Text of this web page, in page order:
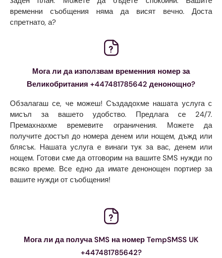
временни съобщения няма да висят вечно. Доста
спретнато, а?
Мога ли да използвам временния номер за
Великобритания +447481785642 денонощно?
Обзалагаш се, че можеш! Създадохме нашата услуга с
мисъл за вашето удобство. Предлага се 24/7.
Премахнахме времевите ограничения. Можете да
получите достъп до номера денем или нощем, дъжд или
блясък. Нашата услуга е винаги тук за вас, денем или
нощем. Готови сме да отговорим на вашите SMS нужди по
всяко време. Все едно да имате денонощен портиер за
вашите нужди от съобщения!
Мога ли да получа SMS на номер TempSMSS UK
+447481785642?